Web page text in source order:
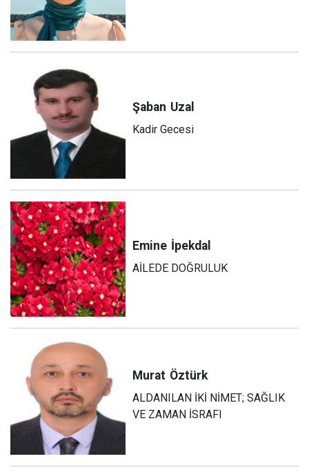
Şaban Uzal
Kadir Gecesi
Emine İpekdal
AİLEDE DOĞRULUK
Murat Öztürk
ALDANILAN İKİ NİMET; SAĞLIK
VE ZAMAN İSRAFI